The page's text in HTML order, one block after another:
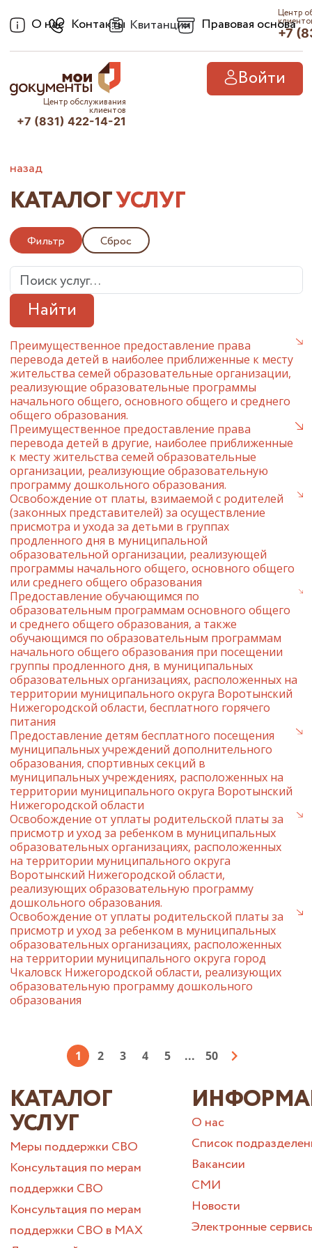
О нас Контакты Квитанции Правовая основа
Центр
+7
Войти
Центр обслуживания
клиентов
+7 (831) 422-14-21
назад
КАТАЛОГУСЛУГ
Фильтр Сброс
Найти
Преимущественное предоставление права
перевода детей в наиболее приближенные к месту
жительства семей образовательные организации,
реализующие образовательные программы
начального общего, основного общего и среднего
общего образования.
Преимущественное предоставление права
перевода детей в другие, наиболее приближенные
к месту жительства семей образовательные
организации, реализующие образовательную
программу дошкольного образования.
Освобождение от платы, взимаемой с родителей
(законных представителей) за осуществление
присмотра и ухода за детьми в группах
продленного дня в муниципальной
образовательной организации, реализующей
программы начального общего, основного общего
или среднего общего образования
Предоставление обучающимся по
образовательным программам основного общего
и среднего общего образования, а также
обучающимся по образовательным программам
начального общего образования при посещении
группы продленного дня, в муниципальных
образовательных организациях, расположенных на
территории муниципального округа Воротынский
Нижегородской области, бесплатного горячего
питания
Предоставление детям бесплатного посещения
муниципальных учреждений дополнительного
образования, спортивных секций в
муниципальных учреждениях, расположенных на
территории муниципального округа Воротынский
Нижегородской области
Освобождение от уплаты родительской платы за
присмотр и уход за ребенком в муниципальных
образовательных организациях, расположенных
на территории муниципального округа
Воротынский Нижегородской области,
реализующих образовательную программу
дошкольного образования.
Освобождение от уплаты родительской платы за
присмотр и уход за ребенком в муниципальных
образовательных организациях, расположенных
на территории муниципального округа город
Чкаловск Нижегородской области, реализующих
образовательную программу дошкольного
образования
1 2 3 4 5 ... 50
КАТАЛОГ
УСЛУГ
Меры поддержки СВО
Консультация по мерам
поддержки СВО
Консультация по мерам
поддержки СВО в МАХ
О нас
Список
Вакансии
СМИ
Новости
Электронные